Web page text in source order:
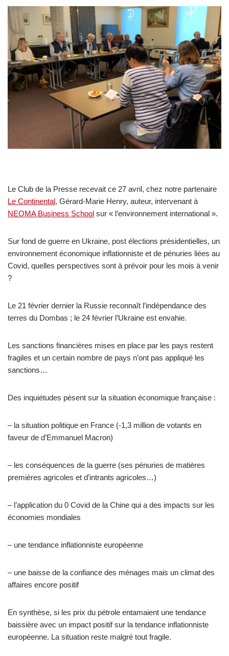
Le Club de la Presse recevait ce 27 avril, chez notre partenaire
Le Continental, Gérard-Marie Henry, auteur, intervenant à
NEOMA Business School sur « l’environnement international ».
Sur fond de guerre en Ukraine, post élections présidentielles, un
environnement économique inflationniste et de pénuries liées au
Covid, quelles perspectives sont à prévoir pour les mois à venir
?
Le 21 février dernier la Russie reconnaît l’indépendance des
terres du Dombas ; le 24 février l’Ukraine est envahie.
Les sanctions financières mises en place par les pays restent
fragiles et un certain nombre de pays n’ont pas appliqué les
sanctions…
Des inquiétudes pèsent sur la situation économique française :
– la situation politique en France (-1,3 million de votants en
faveur de d’Emmanuel Macron)
– les conséquences de la guerre (ses pénuries de matières
premières agricoles et d’intrants agricoles…)
– l’application du 0 Covid de la Chine qui a des impacts sur les
économies mondiales
– une tendance inflationniste européenne
– une baisse de la confiance des ménages mais un climat des
affaires encore positif
En synthèse, si les prix du pétrole entamaient une tendance
baissière avec un impact positif sur la tendance inflationniste
européenne. La situation reste malgré tout fragile.